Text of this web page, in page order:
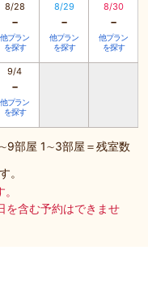
8/28
-
他プラン
を探す
8/29
-
他プラン
を探す
8/30
-
他プラン
を探す
9/4
-
他プラン
を探す
部屋 1∼3部屋＝残室数
。
を含む予約はできませ